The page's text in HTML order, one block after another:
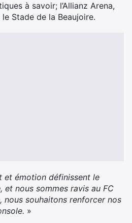
à savoir; l’Allianz Arena,
Stade de la Beaujoire.
et émotion définissent le
nous sommes ravis au FC
nous souhaitons renforcer nos
»